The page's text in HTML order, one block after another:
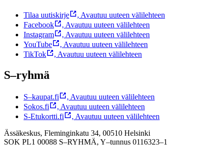
Tilaa uutiskirje , Avautuu uuteen välilehteen
Facebook
, Avautuu uuteen välilehteen
Instagram
, Avautuu uuteen välilehteen
YouTube
, Avautuu uuteen välilehteen
TikTok
, Avautuu uuteen välilehteen
S–ryhmä
S–kaupat.fi , Avautuu uuteen välilehteen
Sokos.fi
, Avautuu uuteen välilehteen
S-Etukortti.fi
, Avautuu uuteen välilehteen
Ässäkeskus, Fleminginkatu 34, 00510 Helsinki
SOK PL1 00088 S–RYHMÄ, Y–tunnus 0116323–1